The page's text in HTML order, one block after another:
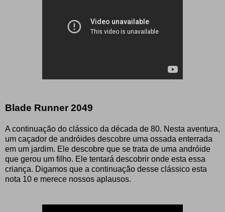
Blade Runner 2049
A continuação do clássico da década de 80. Nesta aventura,
um caçador de andróides descobre uma ossada enterrada
em um jardim. Ele descobre que se trata de uma andróide
que gerou um filho. Ele tentará descobrir onde esta essa
criança. Digamos que a continuação desse clássico esta
nota 10 e merece nossos aplausos.